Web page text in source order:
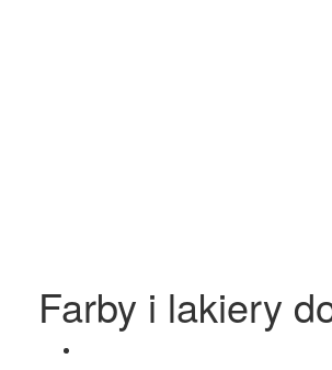
Farby i lakiery